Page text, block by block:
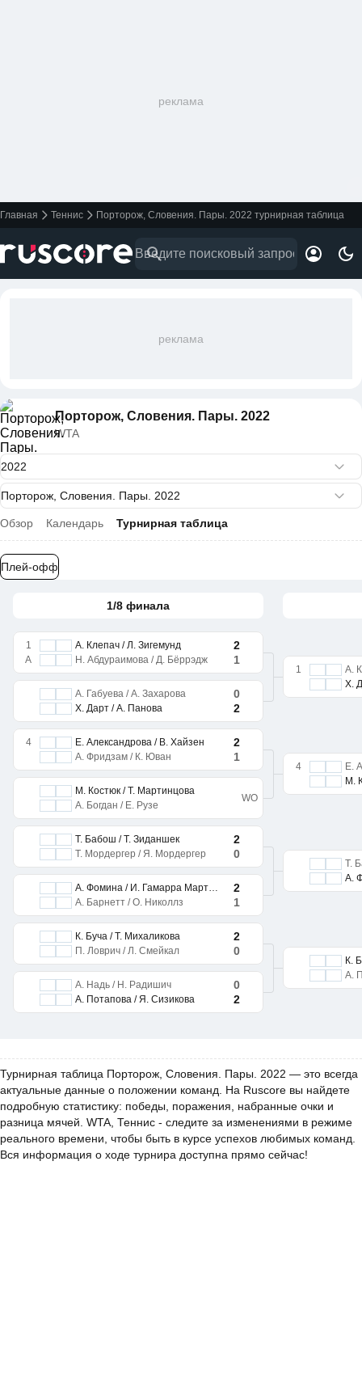
реклама
Главная Теннис Порторож, Словения. Пары. 2022 турнирная таблица
реклама
Порторож, Словения. Пары. 2022
WTA
Обзор Календарь Турнирная таблица
Плей-офф
1/8 финала
1 А. Клепач / Л. Зигемунд 2
A Н. Абдураимова / Д. Бёррэдж 1
А. Габуева / А. Захарова 0
Х. Дарт / А. Панова 2
4 Е. Александрова / В. Хайзен 2
А. Фридзам / К. Юван 1
М. Костюк / Т. Мартинцова
А. Богдан / Е. Рузе
WO
Т. Бабош / Т. Зиданшек 2
Т. Мордергер / Я. Мордергер 0
А. Фомина / И. Гамарра Мартинс 2
А. Барнетт / О. Николлз 1
К. Буча / Т. Михаликова 2
П. Ловрич / Л. Смейкал 0
А. Надь / Н. Радишич 0
А. Потапова / Я. Сизикова 2
1
А.
Х.
4
Е.
М.
Т.
К.
А.
Турнирная таблица Порторож, Словения. Пары. 2022 — это всегда
актуальные данные о положении команд. На Ruscore вы найдете
подробную статистику: победы, поражения, набранные очки и
разница мячей. WTA, Теннис - следите за изменениями в режиме
реального времени, чтобы быть в курсе успехов любимых команд.
Вся информация о ходе турнира доступна прямо сейчас!